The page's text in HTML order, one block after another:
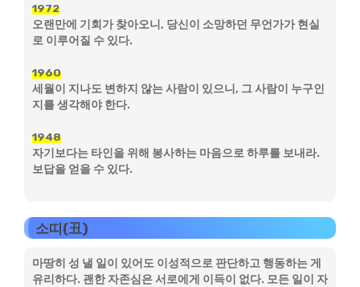
1972
오랜만에 기회가 찾아오니, 당신이 소망하던 무언가가 현실
로 이루어질 수 있다.
1960
세월이 지나도 변하지 않는 사람이 있으니, 그 사람이 누구인
지를 생각해야 한다.
1948
자기보다는 타인을 위해 봉사하는 마음으로 하루를 보내라.
보답을 얻을 수 있다.
소띠(丑)
마땅히 성 낼 일이 있어도 이성적으로 판단하고 행동하는 게
유리하다. 괜한 자존심은 서로에게 이득이 없다. 모든 일이 자